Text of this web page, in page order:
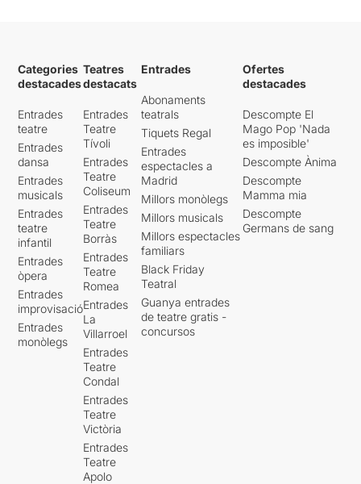
Categories
destacades
Entrades
teatre
Entrades
dansa
Entrades
musicals
Entrades
teatre
infantil
Entrades
òpera
Entrades
improvisació
Entrades
monòlegs
Teatres
destacats
Entrades
Teatre
Tívoli
Entrades
Teatre
Coliseum
Entrades
Teatre
Borràs
Entrades
Teatre
Romea
Entrades
La
Villarroel
Entrades
Teatre
Condal
Entrades
Teatre
Victòria
Entrades
Teatre
Apolo
Entrades
Abonaments
teatrals
Tiquets Regal
Entrades
espectacles a
Madrid
Millors monòlegs
Millors musicals
Millors espectacles
familiars
Black Friday
Teatral
Guanya entrades
de teatre gratis -
concursos
Ofertes
destacades
Descompte El
Mago Pop 'Nada
es imposible'
Descompte Ànima
Descompte
Mamma mia
Descompte
Germans de sang